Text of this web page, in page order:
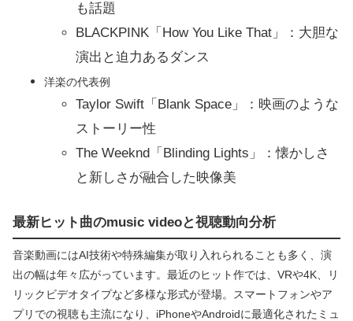
も話題
BLACKPINK「How You Like That」：大胆な
演出と迫力あるダンス
洋楽の代表例
Taylor Swift「Blank Space」：映画のような
ストーリー性
The Weeknd「Blinding Lights」：懐かしさ
と新しさが融合した映像美
最新ヒット曲のmusic videoと視聴動向分析
音楽動画にはAI技術や特殊編集が取り入れられることも多く、演
出の幅は年々広がっています。最近のヒット作では、VRや4K、リ
リックビデオタイプなど多様な形式が登場。スマートフォンやア
プリでの視聴も主流になり、iPhoneやAndroidに最適化されたミュ